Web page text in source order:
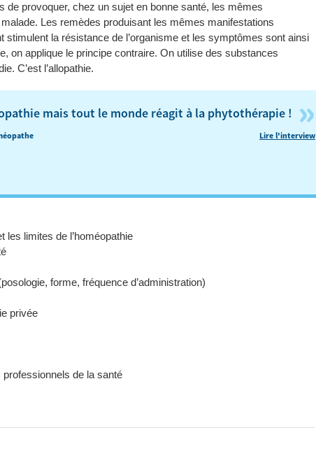
provoquer, chez un sujet en bonne santé, les mêmes
Les remèdes produisant les mêmes manifestations
stimulent la résistance de l’organisme et les symptômes sont ainsi
on applique le principe contraire. On utilise des substances
C’est l’allopathie.
mais tout le monde réagit à la phytothérapie ! »
Lire l'interview
les limites de l’homéopathie
forme, fréquence d’administration)
privée
professionnels de la santé